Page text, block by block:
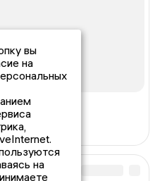
вы
на
на